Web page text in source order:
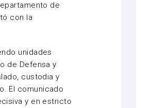
de
con la
unidades
de Defensa y
custodia y
El comunicado
y en estricto